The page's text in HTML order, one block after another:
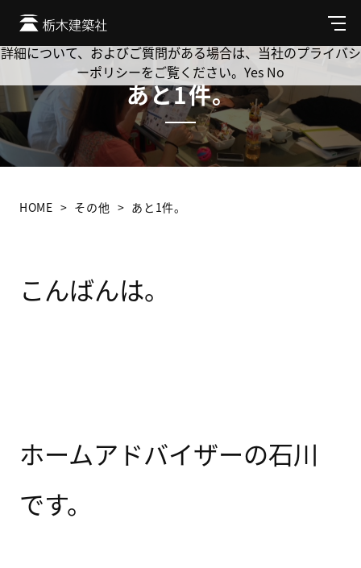
メ
ニ
ュ
あと1件。
HOME その他 あと1件。
こんばんは。
ホームアドバイザーの石川
です。
Cookie を使用して、お客様の活動を追跡してもよろしいです
か? 当社ではお客様のプライバシーを極めて重視しています。
詳細について、およびご質問がある場合は、当社のプライバシ
ーポリシーをご覧ください。 Yes No